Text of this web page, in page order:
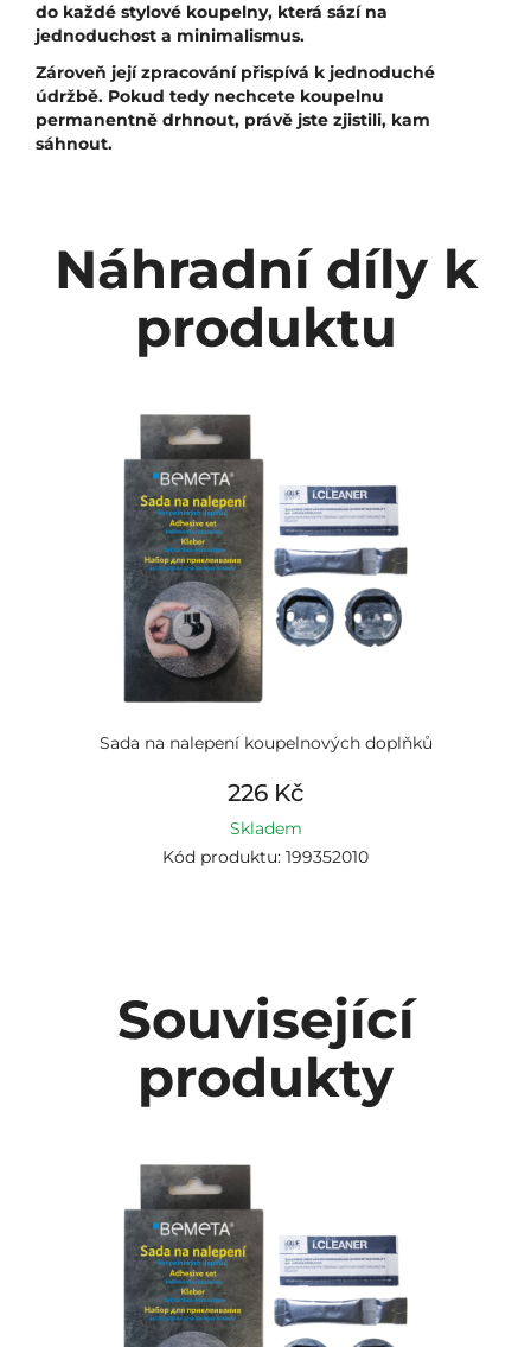
do každé stylové koupelny, která sází na
jednoduchost a minimalismus.
Zároveň její zpracování přispívá k jednoduché
údržbě. Pokud tedy nechcete koupelnu
permanentně drhnout, právě jste zjistili, kam
sáhnout.
Náhradní díly k
produktu
Sada na nalepení koupelnových doplňků
226 Kč
Skladem
Kód produktu: 199352010
Související
produkty